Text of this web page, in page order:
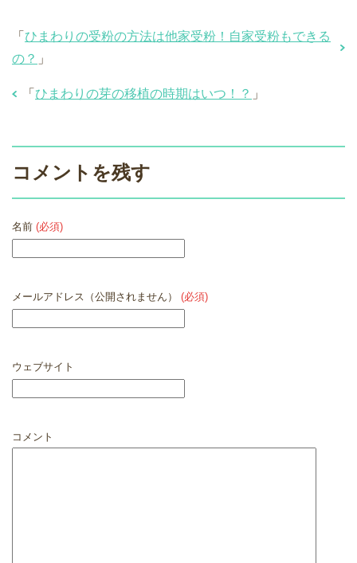
「 ひまわりの受粉の方法は他家受粉！自家受粉もできる
の？ 」
「 ひまわりの芽の移植の時期はいつ！？ 」
コメントを残す
名前 (必須)
メールアドレス（公開されません） (必須)
ウェブサイト
コメント